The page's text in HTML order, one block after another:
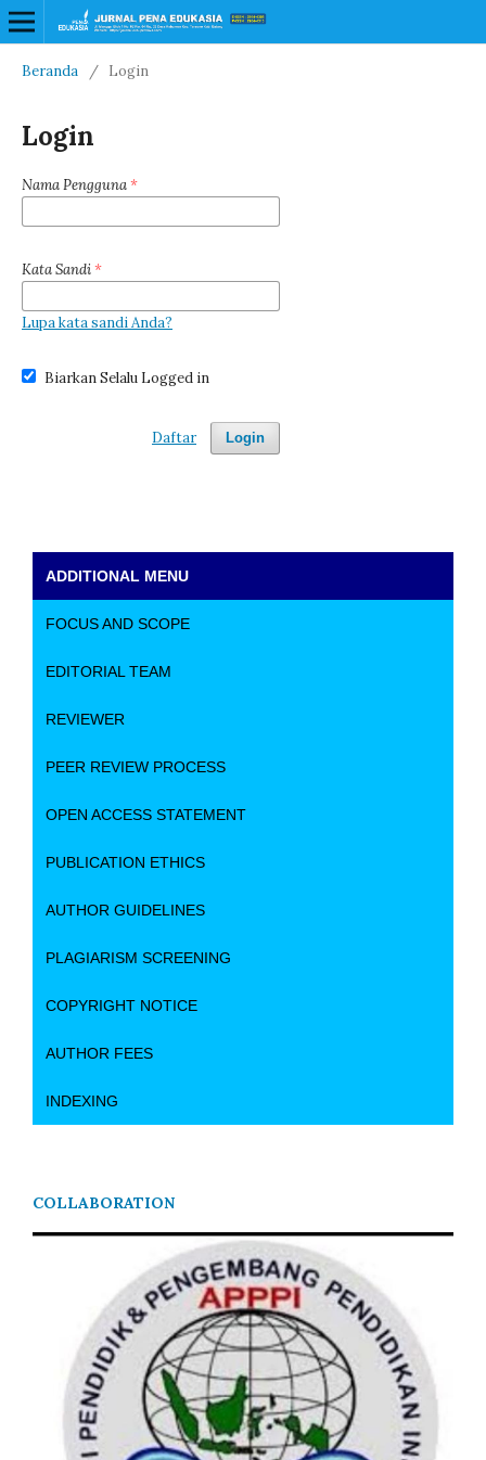
Beranda / Login
Login
Nama Pengguna*
Kata Sandi*
Lupa kata sandi Anda?
Biarkan Selalu Logged in
Login
Daftar
ADDITIONAL MENU
FOCUS AND SCOPE
EDITORIAL TEAM
REVIEWER
PEER REVIEW PROCESS
OPEN ACCESS STATEMENT
PUBLICATION ETHICS
AUTHOR GUIDELINES
PLAGIARISM SCREENING
COPYRIGHT NOTICE
AUTHOR FEES
INDEXING
COLLABORATION